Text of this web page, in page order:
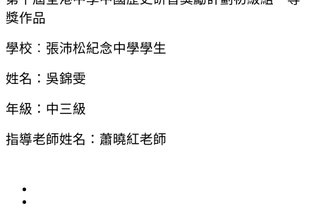
獎作品
學校︰張沛松紀念中學學生
姓名：吳錦雯
年級：中三級
指導老師姓名：蕭曉紅老師